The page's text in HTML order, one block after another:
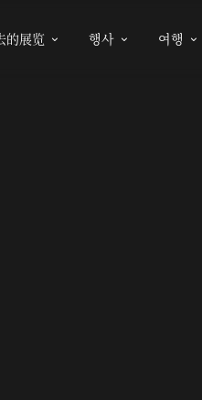
的展览  행사  여행 